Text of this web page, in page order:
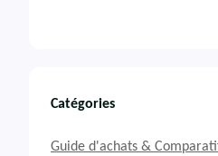
Catégories
Guide d'achats &